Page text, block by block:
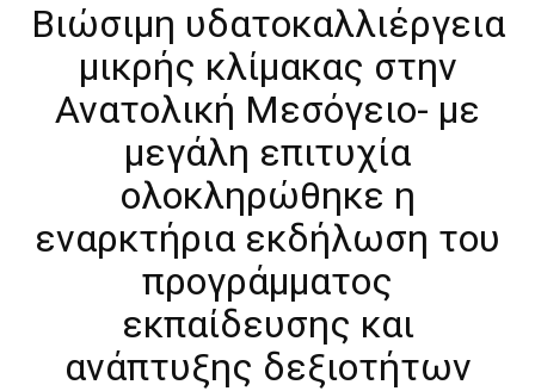
Βιώσιμη υδατοκαλλιέργεια
μικρής κλίμακας στην
Ανατολική Μεσόγειο- με
μεγάλη επιτυχία
ολοκληρώθηκε η
εναρκτήρια εκδήλωση του
προγράμματος
εκπαίδευσης και
ανάπτυξης δεξιοτήτων